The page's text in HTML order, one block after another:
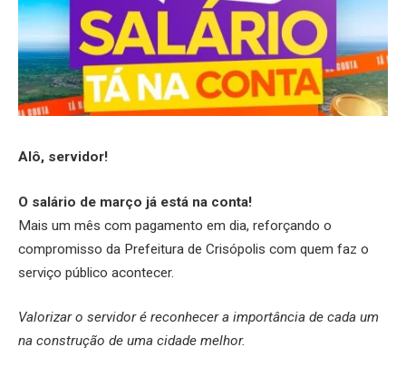
Alô, servidor!
O salário de março já está na conta!
Mais um mês com pagamento em dia, reforçando o
compromisso da Prefeitura de Crisópolis com quem faz o
serviço público acontecer.
Valorizar o servidor é reconhecer a importância de cada um
na construção de uma cidade melhor.